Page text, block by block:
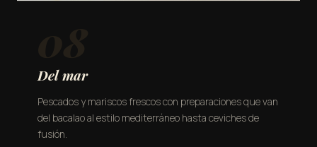
Del mar
Pescados y mariscos frescos con preparaciones que van
del bacalao al estilo mediterráneo hasta ceviches de
fusión.